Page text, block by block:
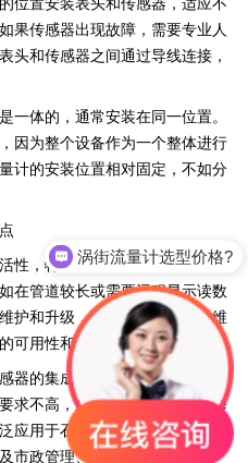
果传感器出现故障，需要专业人
头和传感器之间通过导线连接，
一体的，通常安装在同一位置。
因为整个设备作为一个整体进行
计的安装位置相对固定，不如分
性，特别适用于那些需要在不同
在管道较长或需要远程显示读数
护和升级，虽然传感器故障时维
可用性和灵活性。‌
器的集成设计，安装和维修更加
求不高，且希望简化安装和维修
应用于‌石油、‌化工、‌冶金、‌轻
市政管理、水利建设等领域。‌
涡街流量计选型价格?